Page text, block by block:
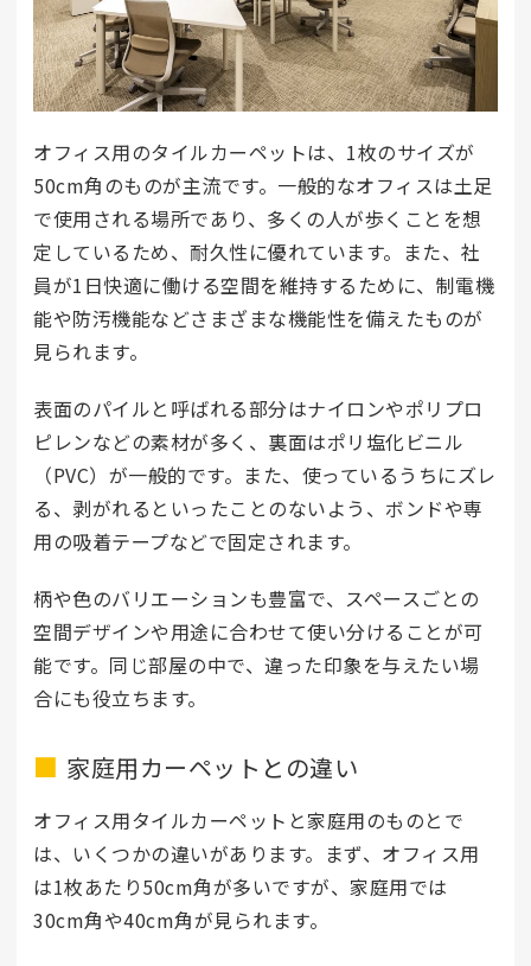
オフィス用のタイルカーペットは、1枚のサイズが
50cm角のものが主流です。一般的なオフィスは土足
で使用される場所であり、多くの人が歩くことを想
定しているため、耐久性に優れています。また、社
員が1日快適に働ける空間を維持するために、制電機
能や防汚機能などさまざまな機能性を備えたものが
見られます。
表面のパイルと呼ばれる部分はナイロンやポリプロ
ピレンなどの素材が多く、裏面はポリ塩化ビニル
（PVC）が一般的です。また、使っているうちにズレ
る、剥がれるといったことのないよう、ボンドや専
用の吸着テープなどで固定されます。
柄や色のバリエーションも豊富で、スペースごとの
空間デザインや用途に合わせて使い分けることが可
能です。同じ部屋の中で、違った印象を与えたい場
合にも役立ちます。
家庭用カーペットとの違い
オフィス用タイルカーペットと家庭用のものとで
は、いくつかの違いがあります。まず、オフィス用
は1枚あたり50cm角が多いですが、家庭用では
30cm角や40cm角が見られます。